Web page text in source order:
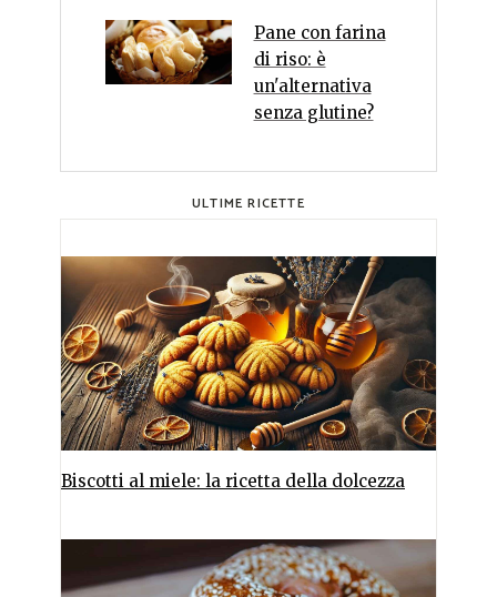
Pane con farina
di riso: è
un'alternativa
senza glutine?
ULTIME RICETTE
Biscotti al miele: la ricetta della dolcezza